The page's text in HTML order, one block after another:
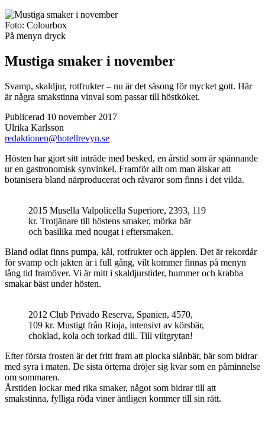
Foto: Colourbox
På menyn dryck
Mustiga smaker i november
Svamp, skaldjur, rotfrukter – nu är det säsong för mycket gott. Här
är några smakstinna vinval som passar till höstköket.
Publicerad 10 november 2017
Ulrika Karlsson
redaktionen@hotellrevyn.se
Hösten har gjort sitt inträde med besked, en årstid som är spännande
ur en gastronomisk synvinkel. Framför allt om man älskar att
botanisera bland närproducerat och råvaror som finns i det vilda.
2015 Musella Valpolicella Superiore, 2393, 119
kr. Trotjänare till höstens smaker, mörka bär
och basilika med nougat i eftersmaken.
Bland odlat finns pumpa, kål, rotfrukter och äpplen. Det är rekordår
för svamp och jakten är i full gång, vilt kommer finnas på menyn
lång tid framöver. Vi är mitt i skaldjurstider, hummer och krabba
smakar bäst under hösten.
2012 Club Privado Reserva, Spanien, 4570,
109 kr. Mustigt från Rioja, intensivt av körsbär,
choklad, kola och torkad dill. Till viltgrytan!
Efter första frosten är det fritt fram att plocka slånbär, bär som bidrar
med syra i maten. De sista örterna dröjer sig kvar som en påminnelse
om sommaren.
Årstiden lockar med rika smaker, något som bidrar till att
smakstinna, fylliga röda viner äntligen kommer till sin rätt.